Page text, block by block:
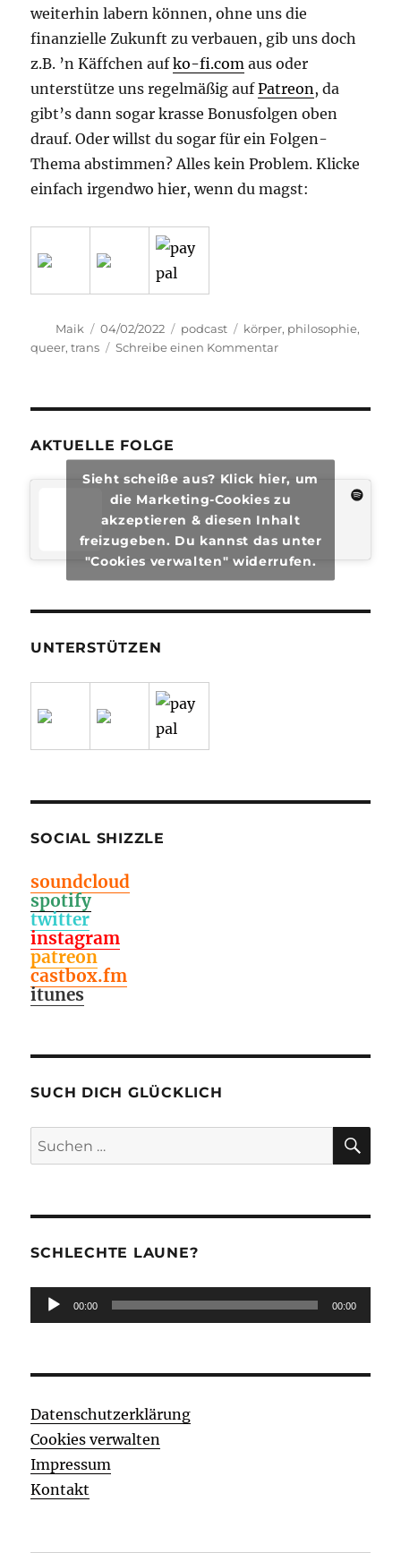
weiterhin labern können, ohne uns die
finanzielle Zukunft zu verbauen, gib uns doch
z.B. ’n Käffchen aufko-fi.com aus oder
unterstütze uns regelmäßig aufPatreon, da
gibt’s dann sogar krasse Bonusfolgen oben
drauf. Oder willst du sogar für ein Folgen-
Thema abstimmen? Alles kein Problem. Klicke
einfach irgendwo hier, wenn du magst:
Autor
Maik
Veröffentlicht
am
04/02/2022 Kategorien
podcast Schlagwörter
körper, philosophie,
queer,trans Schreibe einen Kommentarzu
AKTUELLE FOLGE
Sieht scheiße aus? Klick hier, um
die Marketing-Cookies zu
akzeptieren & diesen Inhalt
freizugeben. Du kannst das unter
"Cookies verwalten" widerrufen.
UNTERSTÜTZEN
SOCIAL SHIZZLE
soundcloud
spotify
twitter
instagram
patreon
castbox.fm
itunes
SUCH DICH GLÜCKLICH
Suchen
nach:
SCHLECHTE LAUNE?
Audio-
Player
00:00 00:00
Datenschutzerklärung
Cookies verwalten
Impressum
Kontakt